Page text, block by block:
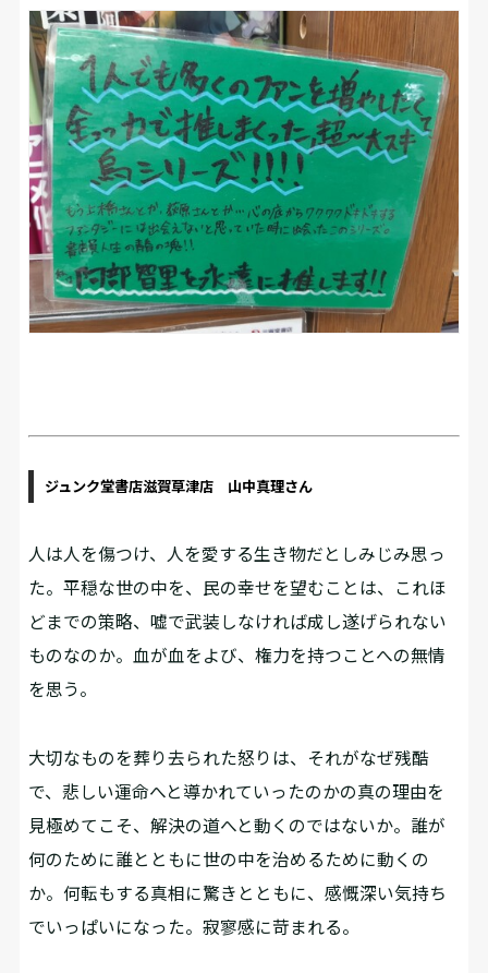
ジュンク堂書店滋賀草津店 山中真理さん
人は人を傷つけ、人を愛する生き物だとしみじみ思っ
た。平穏な世の中を、民の幸せを望むことは、これほ
どまでの策略、嘘で武装しなければ成し遂げられない
ものなのか。血が血をよび、権力を持つことへの無情
を思う。
大切なものを葬り去られた怒りは、それがなぜ残酷
で、悲しい運命へと導かれていったのかの真の理由を
見極めてこそ、解決の道へと動くのではないか。誰が
何のために誰とともに世の中を治めるために動くの
か。何転もする真相に驚きとともに、感慨深い気持ち
でいっぱいになった。寂寥感に苛まれる。